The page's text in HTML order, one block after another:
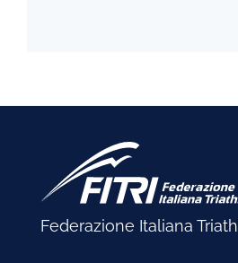
Federazione Italiana